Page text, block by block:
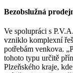
Bezobslužná
Ve spolupráci s
vzniklo komplexní
potřebám venkova.
tohoto typu určitě
Plzeňského kraje,